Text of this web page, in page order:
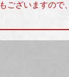
ございますので、